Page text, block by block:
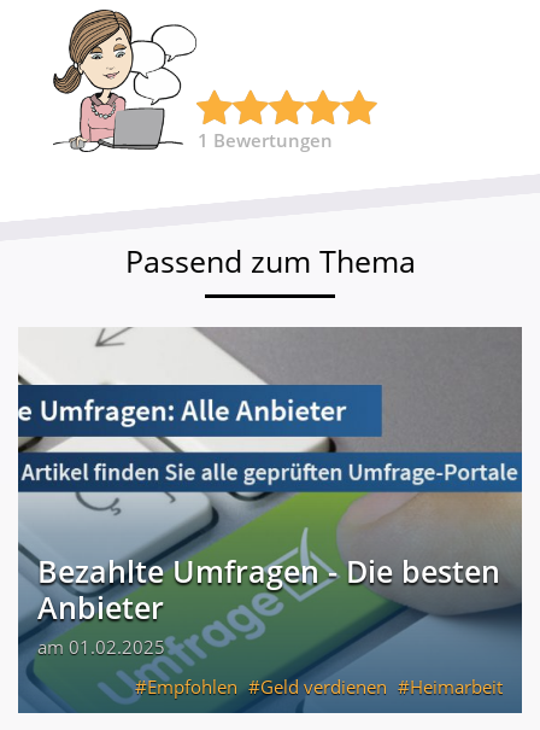
1 Bewertungen
Passend zum Thema
Bezahlte Umfragen - Die besten
Anbieter
am 01.02.2025
Empfohlen
Geld verdienen Heimarbeit